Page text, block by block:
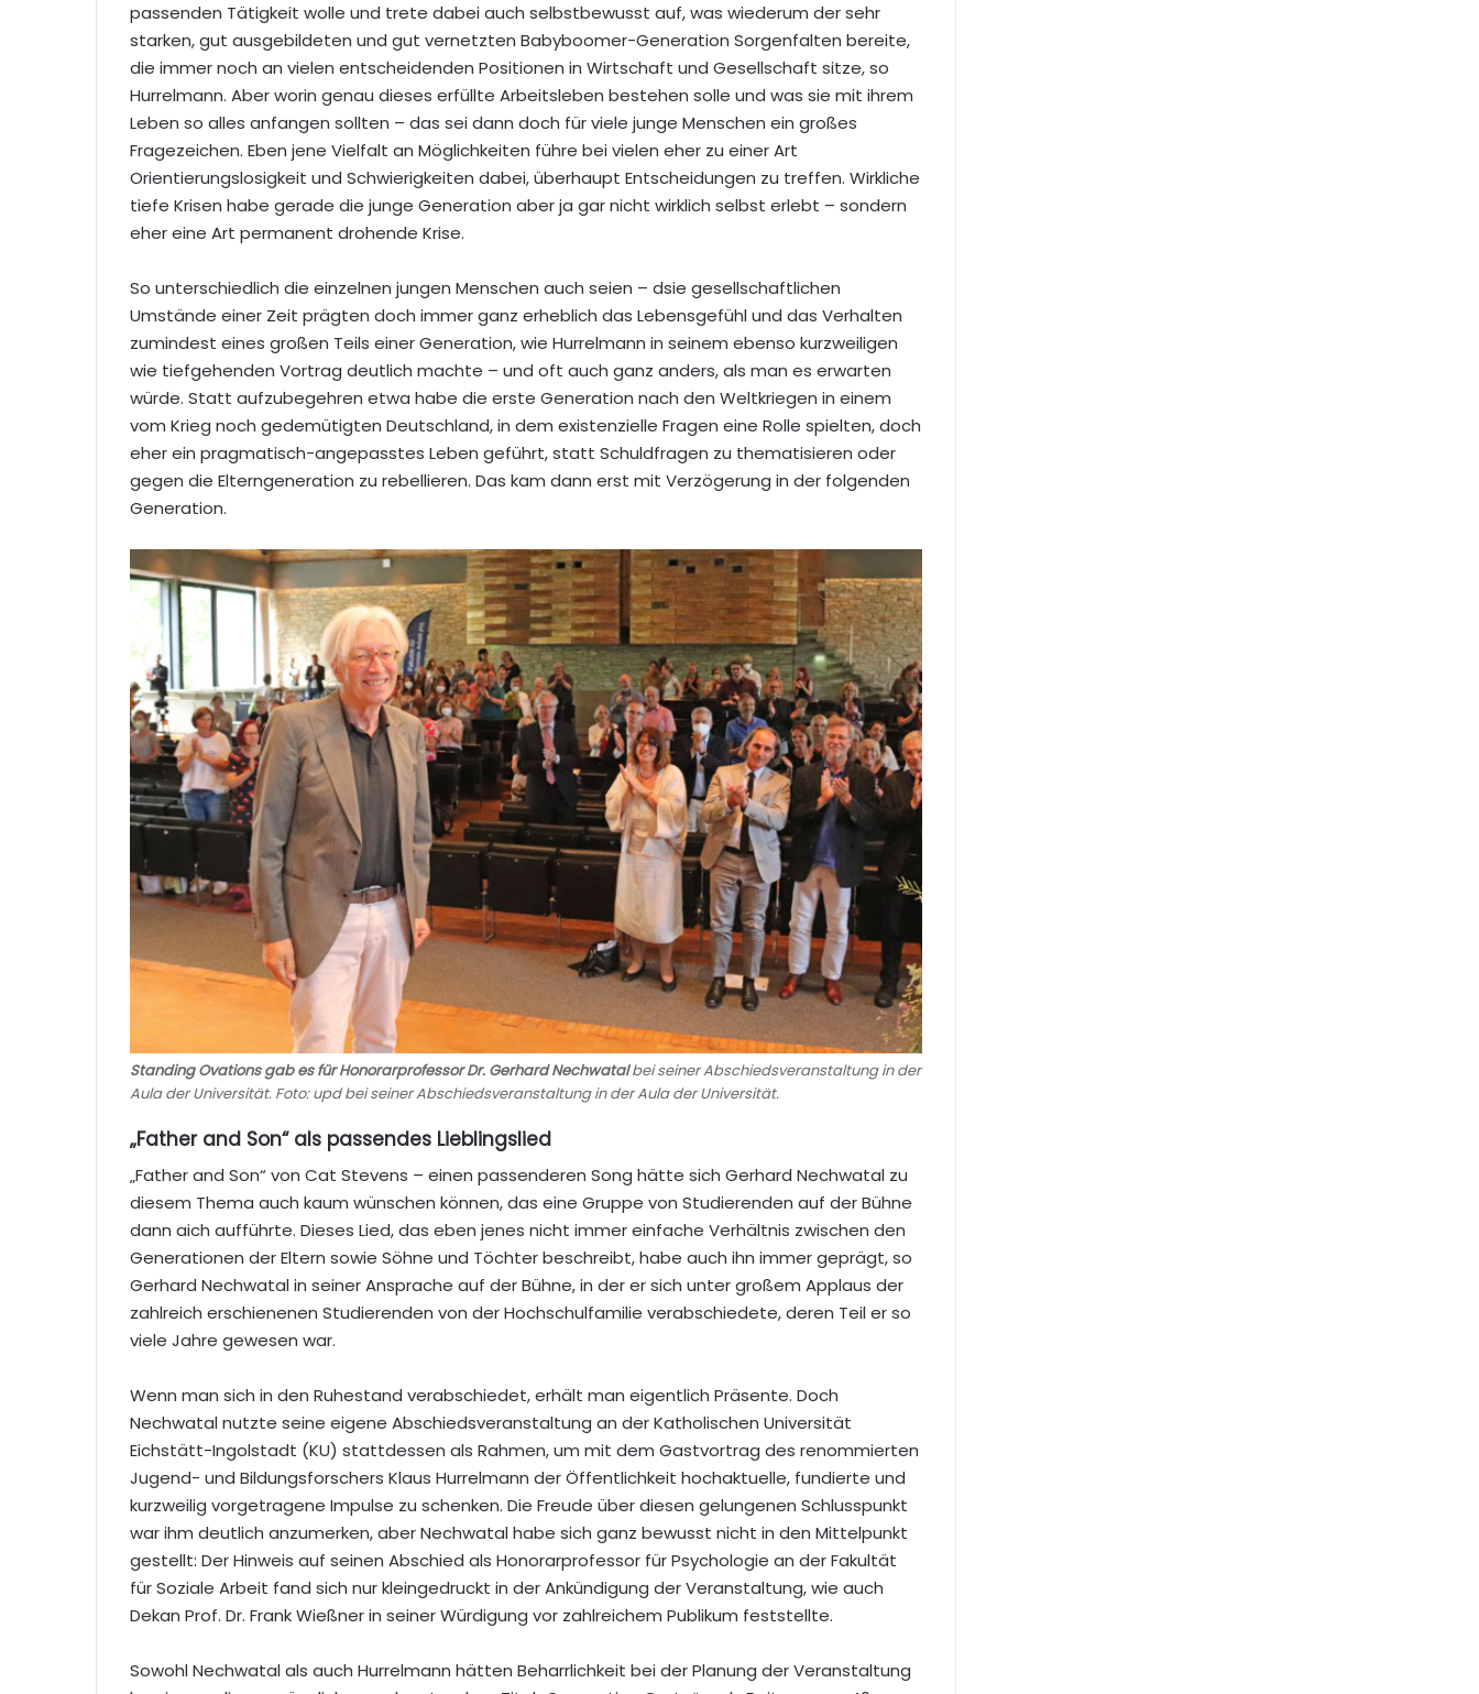
passenden Tätigkeit wolle und trete dabei auch selbstbewusst auf, was wiederum der sehr
starken, gut ausgebildeten und gut vernetzten Babyboomer-Generation Sorgenfalten bereite,
die immer noch an vielen entscheidenden Positionen in Wirtschaft und Gesellschaft sitze, so
Hurrelmann. Aber worin genau dieses erfüllte Arbeitsleben bestehen solle und was sie mit ihrem
Leben so alles anfangen sollten – das sei dann doch für viele junge Menschen ein großes
Fragezeichen. Eben jene Vielfalt an Möglichkeiten führe bei vielen eher zu einer Art
Orientierungslosigkeit und Schwierigkeiten dabei, überhaupt Entscheidungen zu treffen. Wirkliche
tiefe Krisen habe gerade die junge Generation aber ja gar nicht wirklich selbst erlebt – sondern
eher eine Art permanent drohende Krise.
So unterschiedlich die einzelnen jungen Menschen auch seien – dsie gesellschaftlichen
Umstände einer Zeit prägten doch immer ganz erheblich das Lebensgefühl und das Verhalten
zumindest eines großen Teils einer Generation, wie Hurrelmann in seinem ebenso kurzweiligen
wie tiefgehenden Vortrag deutlich machte – und oft auch ganz anders, als man es erwarten
würde. Statt aufzubegehren etwa habe die erste Generation nach den Weltkriegen in einem
vom Krieg noch gedemütigten Deutschland, in dem existenzielle Fragen eine Rolle spielten, doch
eher ein pragmatisch-angepasstes Leben geführt, statt Schuldfragen zu thematisieren oder
gegen die Elterngeneration zu rebellieren. Das kam dann erst mit Verzögerung in der folgenden
Generation.
Standing Ovations gab es für Honorarprofessor Dr. Gerhard Nechwatalbei seiner Abschiedsveranstaltung in der
Aula der Universität. Foto: upd bei seiner Abschiedsveranstaltung in der Aula der Universität.
„Father and Son“ als passendes Lieblingslied
„Father and Son“ von Cat Stevens – einen passenderen Song hätte sich Gerhard Nechwatal zu
diesem Thema auch kaum wünschen können, das eine Gruppe von Studierenden auf der Bühne
dann aich aufführte. Dieses Lied, das eben jenes nicht immer einfache Verhältnis zwischen den
Generationen der Eltern sowie Söhne und Töchter beschreibt, habe auch ihn immer geprägt, so
Gerhard Nechwatal in seiner Ansprache auf der Bühne, in der er sich unter großem Applaus der
zahlreich erschienenen Studierenden von der Hochschulfamilie verabschiedete, deren Teil er so
viele Jahre gewesen war.
Wenn man sich in den Ruhestand verabschiedet, erhält man eigentlich Präsente. Doch
Nechwatal nutzte seine eigene Abschiedsveranstaltung an der Katholischen Universität
Eichstätt-Ingolstadt (KU) stattdessen als Rahmen, um mit dem Gastvortrag des renommierten
Jugend- und Bildungsforschers Klaus Hurrelmann der Öffentlichkeit hochaktuelle, fundierte und
kurzweilig vorgetragene Impulse zu schenken. Die Freude über diesen gelungenen Schlusspunkt
war ihm deutlich anzumerken, aber Nechwatal habe sich ganz bewusst nicht in den Mittelpunkt
gestellt: Der Hinweis auf seinen Abschied als Honorarprofessor für Psychologie an der Fakultät
für Soziale Arbeit fand sich nur kleingedruckt in der Ankündigung der Veranstaltung, wie auch
Dekan Prof. Dr. Frank Wießner in seiner Würdigung vor zahlreichem Publikum feststellte.
Sowohl Nechwatal als auch Hurrelmann hätten Beharrlichkeit bei der Planung der Veranstaltung